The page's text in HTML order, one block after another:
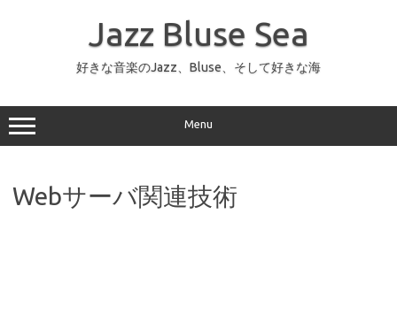
ッ
プ
Jazz Bluse Sea
好きな音楽のJazz、Bluse、そして好きな海
Menu
Webサーバ関連技術